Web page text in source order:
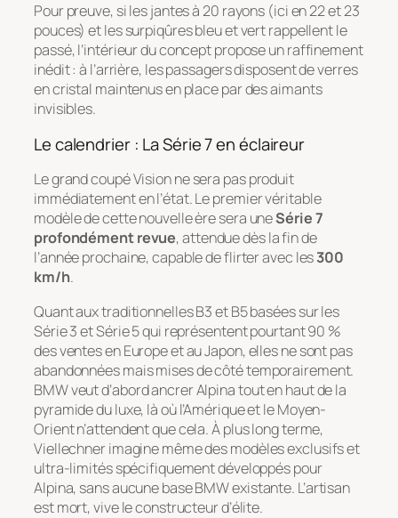
Pour preuve, si les jantes à 20 rayons (ici en 22 et 23
pouces) et les surpiqûres bleu et vert rappellent le
passé, l’intérieur du concept propose un raffinement
inédit : à l’arrière, les passagers disposent de verres
en cristal maintenus en place par des aimants
invisibles.
Le calendrier : La Série 7 en éclaireur
Le grand coupéVisionne sera pas produit
immédiatement en l’état. Le premier véritable
modèle de cette nouvelle ère sera uneSérie 7
profondément revue, attendue dès la fin de
l’année prochaine, capable de flirter avec les300
km/h.
Quant aux traditionnelles B3 et B5 basées sur les
Série 3 et Série 5 qui représentent pourtant 90 %
des ventes en Europe et au Japon, elles ne sont pas
abandonnées mais mises de côté temporairement.
BMW veut d’abord ancrer Alpina tout en haut de la
pyramide du luxe, là où l’Amérique et le Moyen-
Orient n’attendent que cela. À plus long terme,
Viellechner imagine même des modèles exclusifs et
ultra-limités spécifiquement développés pour
Alpina, sans aucune base BMW existante. L’artisan
est mort, vive le constructeur d’élite.